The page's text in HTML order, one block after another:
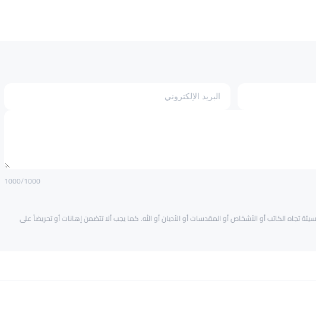
1000/1000
تجاه الكاتب أو الأشخاص أو المقدسات أو الأديان أو الله. كما يجب ألا تتضمن إهانات أو تحريضاً على